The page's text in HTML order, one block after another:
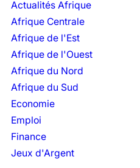
h
v
Actualités Afrique
Afrique Centrale
Afrique de l'Est
Afrique de l'Ouest
Afrique du Nord
Afrique du Sud
Economie
Emploi
Finance
Jeux d'Argent